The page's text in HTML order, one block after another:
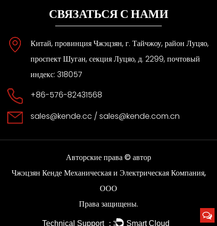
СВЯЗАТЬСЯ С НАМИ
Китай, провинция Чжэцзян, г. Тайчжоу, район Луцяо,
проспект Шуган, секция Луцяо, д. 2299, почтовый
индекс: 318057
+86-576-82431568
sales@kende.cc / sales@kende.com.cn
Авторские права © автор
Чжэцзян Кенде Механическая и Электрическая Компания,
ООО
Права защищены.
Technical Support ： Smart Cloud